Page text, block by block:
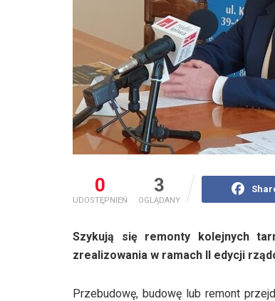
0
UDOSTĘPNIEŃ
3
OGLĄDANY
Szykują się remonty kolejnych
zrealizowania w ramach II edycji
Przebudowę, budowę lub remont